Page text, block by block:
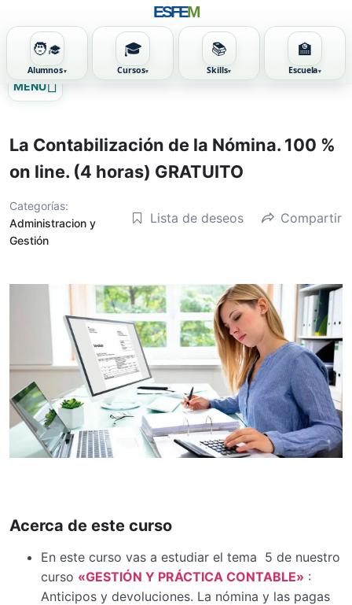
ESFEM
🧑‍🎓
Alumnos
🎓
Cursos
📚
Skills
🏫
Escuela
al
MENU
La Contabilización de la Nómina. 100 %
on line. (4 horas) GRATUITO
Categorías:
Administracion y
Gestión
Lista de deseos Compartir
Acerca de este curso
En este curso vas a estudiar el tema 5 de nuestro
curso «GESTIÓN Y PRÁCTICA CONTABLE» :
Anticipos y devoluciones. La nómina y las pagas